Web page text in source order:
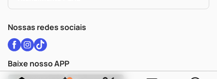
WhatsApp (47) 9202-1687
Nossas redes sociais
Baixe nosso APP